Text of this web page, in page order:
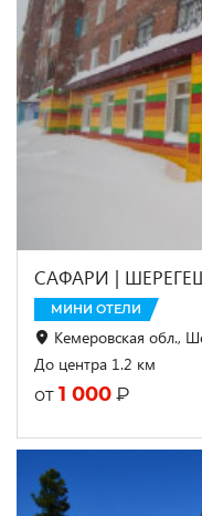
САФАРИ |
МИНИ ОТЕЛИ
Кемеровская обл.,
До центра 1.2 км
от 1 000 ₽